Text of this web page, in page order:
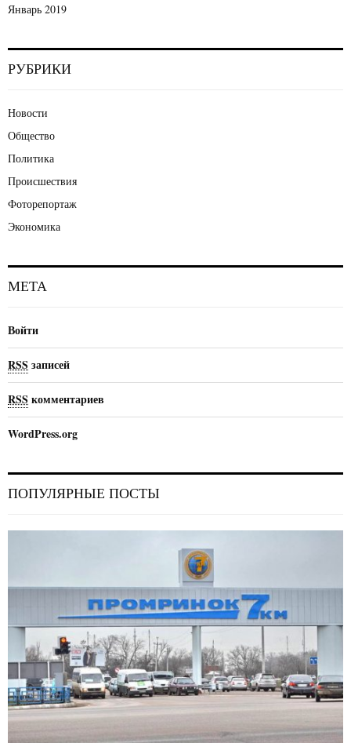
Январь 2019
РУБРИКИ
Новости
Общество
Политика
Происшествия
Фоторепортаж
Экономика
МЕТА
Войти
RSS записей
RSS комментариев
WordPress.org
ПОПУЛЯРНЫЕ ПОСТЫ